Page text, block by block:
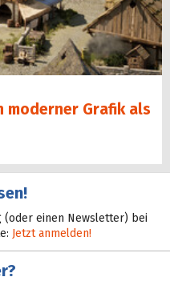
moderner Grafik als
(oder einen Newsletter) bei
Jetzt anmelden!